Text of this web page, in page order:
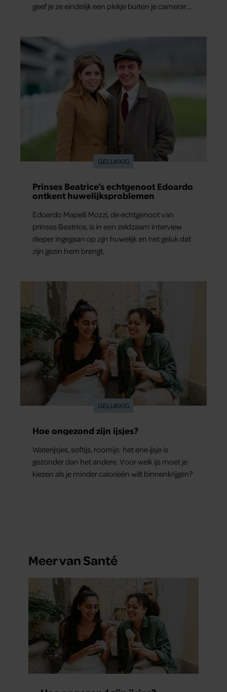
geef je ze eindelijk een plekje buiten je camerarol.
GELUKKIG
Prinses Beatrice’s echtgenoot Edoardo
ontkent huwelijksproblemen
Edoardo Mapelli Mozzi, de echtgenoot van
prinses Beatrice, is in een zeldzaam interview
dieper ingegaan op zijn huwelijk en het geluk dat
zijn gezin hem brengt.
GELUKKIG
Hoe ongezond zijn ijsjes?
Waterijsjes, softijs, roomijs: het ene ijsje is
gezonder dan het andere. Voor welk ijs moet je
kiezen als je minder calorieën wilt binnenkrijgen?
Meer van Santé